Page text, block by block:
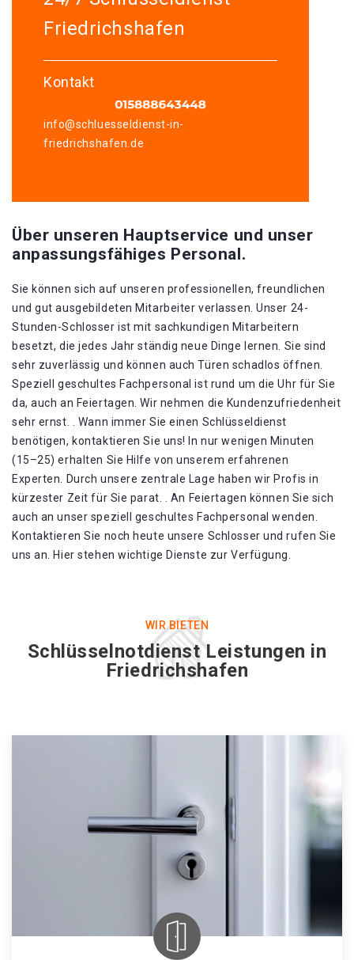
Friedrichshafen
Kontakt
info@schluesseldienst-in-
friedrichshafen.de
Über unseren Hauptservice und unser
anpassungsfähiges Personal.
Sie können sich auf unseren professionellen, freundlichen
und gut ausgebildeten Mitarbeiter verlassen. Unser 24-
Stunden-Schlosser ist mit sachkundigen Mitarbeitern
besetzt, die jedes Jahr ständig neue Dinge lernen. Sie sind
sehr zuverlässig und können auch Türen schadlos öffnen.
Speziell geschultes Fachpersonal ist rund um die Uhr für Sie
da, auch an Feiertagen. Wir nehmen die Kundenzufriedenheit
sehr ernst. . Wann immer Sie einen Schlüsseldienst
benötigen, kontaktieren Sie uns! In nur wenigen Minuten
(15–25) erhalten Sie Hilfe von unserem erfahrenen
Experten. Durch unsere zentrale Lage haben wir Profis in
kürzester Zeit für Sie parat. . An Feiertagen können Sie sich
auch an unser speziell geschultes Fachpersonal wenden.
Kontaktieren Sie noch heute unsere Schlosser und rufen Sie
uns an. Hier stehen wichtige Dienste zur Verfügung.
WIR BIETEN
Schlüsselnotdienst Leistungen in
Friedrichshafen